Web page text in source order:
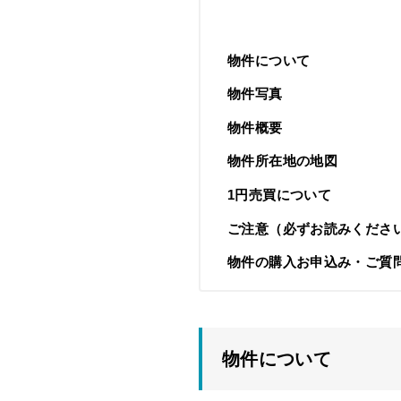
物件について
物件写真
物件概要
物件所在地の地図
1円売買について
ご注意（必ずお読みくださ
物件の購入お申込み・ご質
物件について